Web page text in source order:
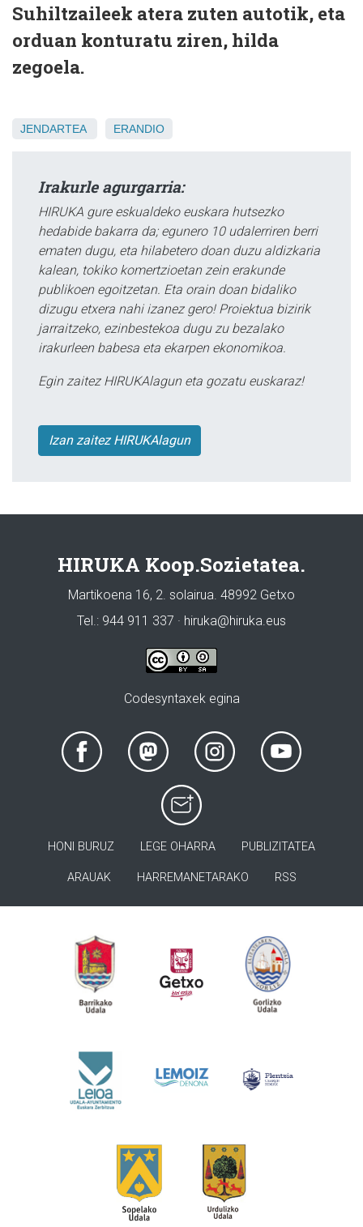
Suhiltzaileek atera zuten autotik, eta
orduan konturatu ziren, hilda
zegoela.
JENDARTEA ERANDIO
Irakurle agurgarria:
HIRUKA gure eskualdeko euskara hutsezko
hedabide bakarra da; egunero 10 udalerriren berri
ematen dugu, eta hilabetero doan duzu aldizkaria
kalean, tokiko komertzioetan zein erakunde
publikoen egoitzetan. Eta orain doan bidaliko
dizugu etxera nahi izanez gero! Proiektua bizirik
jarraitzeko, ezinbestekoa dugu zu bezalako
irakurleen babesa eta ekarpen ekonomikoa.
Egin zaitez HIRUKAlagun eta gozatu euskaraz!
Izan zaitez HIRUKAlagun
HIRUKA Koop.Sozietatea.
Martikoena 16, 2. solairua. 48992 Getxo
Tel.: 944 911 337 · hiruka@hiruka.eus
Codesyntaxek egina
HONI BURUZ LEGE OHARRA PUBLIZITATEA
ARAUAK HARREMANETARAKO RSS